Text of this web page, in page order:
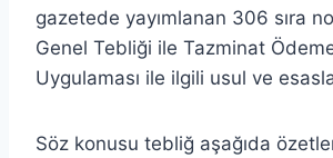
gazetede yayımlanan 306 sıra
Genel Tebliği ile Tazminat
Uygulaması ile ilgili usul ve
Söz konusu tebliğ aşağıda